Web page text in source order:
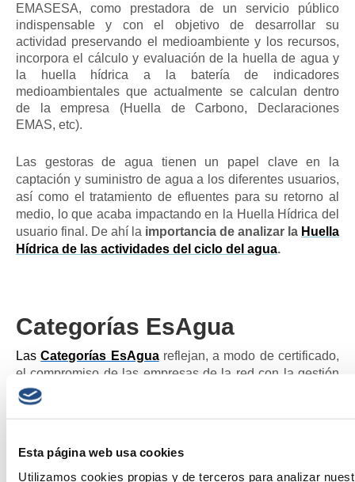
Esta página web usa cookies
Utilizamos cookies propias y de terceros para analizar
EMASESA, como prestadora de un servicio público
indispensable y con el objetivo de desarrollar su
actividad preservando el medioambiente y los recursos,
incorpora el cálculo y evaluación de la huella de agua y
la huella hídrica a la batería de indicadores
medioambientales que actualmente se calculan dentro
de la empresa (Huella de Carbono, Declaraciones
EMAS, etc).
Las gestoras de agua tienen un papel clave en la
captación y suministro de agua a los diferentes usuarios,
así como el tratamiento de efluentes para su retorno al
medio, lo que acaba impactando en la Huella Hídrica del
usuario final. De ahí la importancia de analizar la Huella
Hídrica de las actividades del ciclo del agua.
Categorías EsAgua
LasCategorías EsAgua reflejan, a modo de certificado,
el compromiso de las empresas de la red con la gestión
sostenible del agua en sus operacione
Gold es un reconocimiento a las empresas que, tras
plan de medidas de reducción.